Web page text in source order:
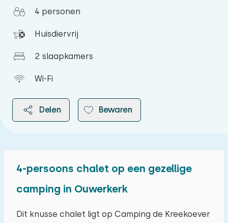
4 personen
Huisdiervrij
2 slaapkamers
Wi-Fi
Delen Bewaren
4-persoons chalet op een gezellige
camping in Ouwerkerk
Dit knusse chalet ligt op Camping de Kreekoever
augustus 2026